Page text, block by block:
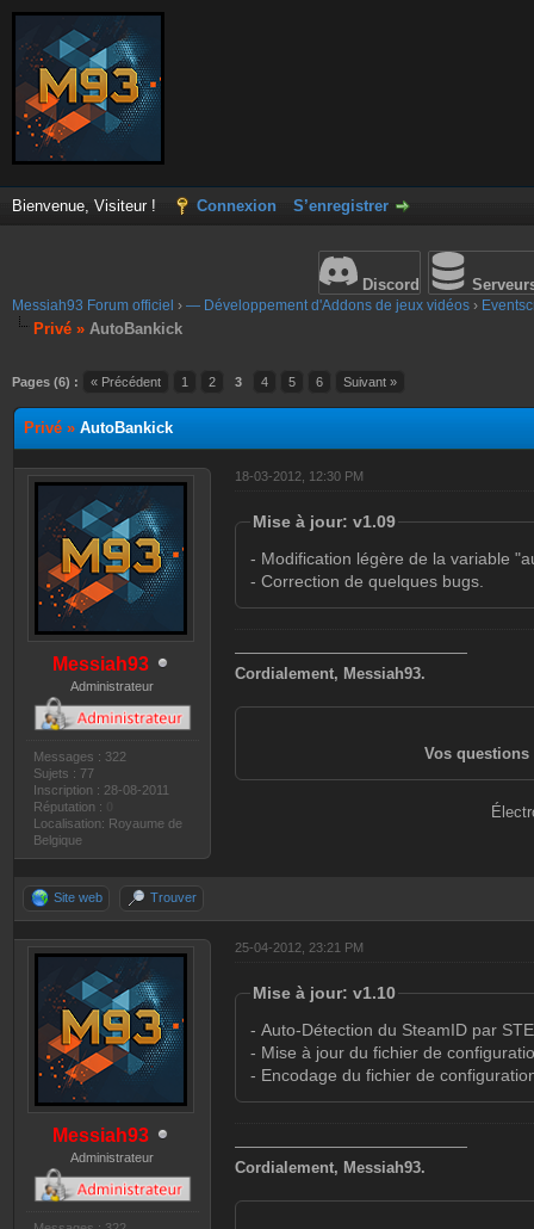
Bienvenue, Visiteur ! Connexion S’enregistrer
Discord
Messiah93 Forum officiel › — Développement d'Addons de jeux vidéos ›
Privé » AutoBankick
Pages (6) : « Précédent 1 2 3 4 5 6 Suivant »
Privé » AutoBankick
Messiah93
Administrateur
Messages : 322
Sujets : 77
Inscription : 28-08-2011
Réputation :
Localisation: Royaume de
Belgique
18-03-2012, 12:30 PM
Mise à jour: v1.09
- Modification légère de la variable
- Correction de quelques bugs.
———————————————
Cordialement, Messiah93.
Vos questions
Site web Trouver
Messiah93
Administrateur
25-04-2012, 23:21 PM
Mise à jour: v1.10
- Auto-Détection du SteamID par
- Mise à jour du fichier de
- Encodage du fichier de
———————————————
Cordialement, Messiah93.